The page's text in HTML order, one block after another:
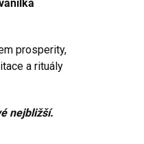
prosperity,
a rituály
nejbližší.